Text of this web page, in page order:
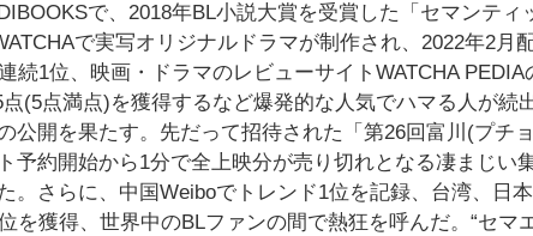
で、2018年BL小説大賞を受賞した「セマンティ
で実写オリジナルドラマが制作され、2022年2月
続1位、映画・ドラマのレビューサイトWATCHA PEDIA
(5点満点)を獲得するなど爆発的な人気でハマる人が続
公開を果たす。先だって招待された「第26回富川(プチ
予約開始から1分で全上映分が売り切れとなる凄まじい
。さらに、中国Weiboでトレンド1位を記録、台湾、日
を獲得、世界中のBLファンの間で熱狂を呼んだ。“セマ